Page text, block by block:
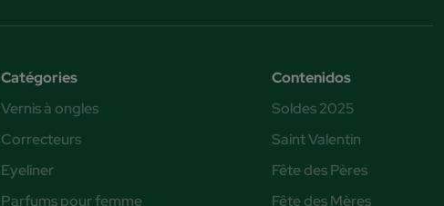
Catégories
Vernis à ongles
Correcteurs
Eyeliner
Parfums pour femme
Contenidos
Soldes 2025
Saint Valentin
Fête des Pères
Fête des Mères